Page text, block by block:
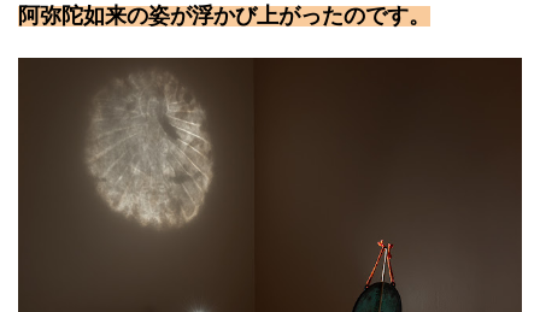
阿弥陀如来の姿が浮かび上がったのです。